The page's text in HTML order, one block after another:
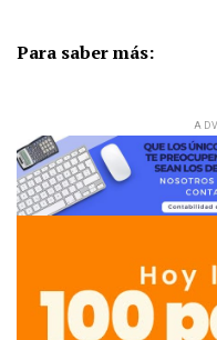
Para saber más: